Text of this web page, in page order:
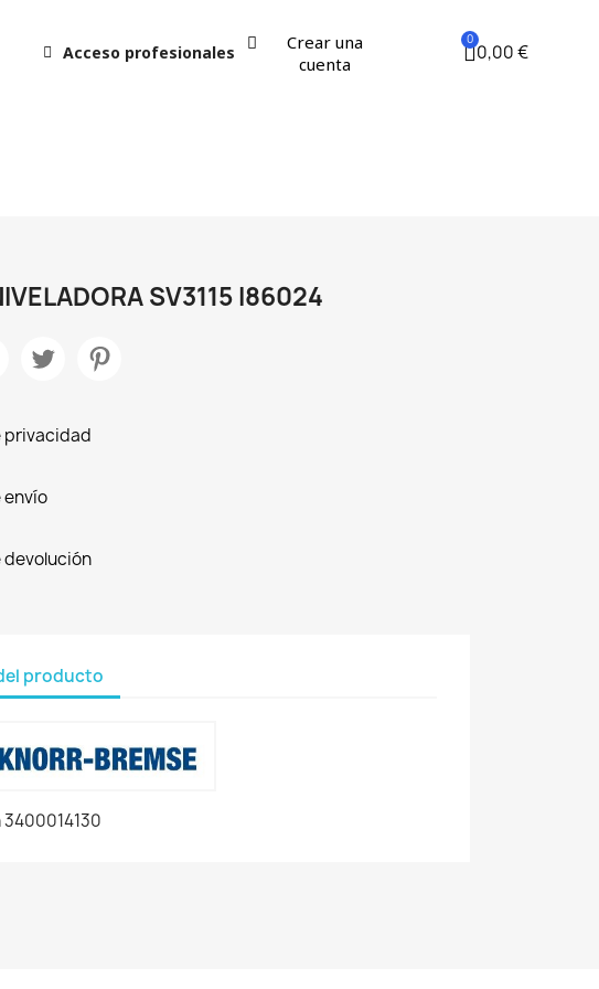
Acceso profesionales
Crear una
cuenta
0,00 €
SV3115 I86024
privacidad
envío
devolución
producto
3400014130